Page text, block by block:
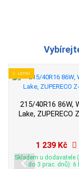
LETNÍ
215/40R16 86W,
Lake, ZUPERECO
1 239 Kč
Skladem u dodavatele
do 3 prac. dnů): 6